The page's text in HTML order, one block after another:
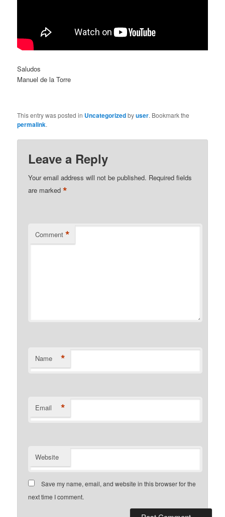
Saludos
Manuel de la Torre
This entry was posted in Uncategorizedbyuser. Bookmark the
permalink.
Leave a Reply
Your email address will not be published. Required fields
are marked*
Comment *
Name *
Email *
Website
Save my name, email, and website in this browser for the
next time I comment.